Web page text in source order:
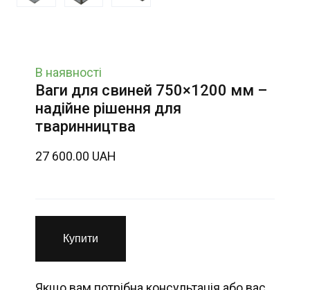
В наявності
Ваги для свиней 750×1200 мм –
надійне рішення для
тваринництва
27 600.00 UAH
Купити